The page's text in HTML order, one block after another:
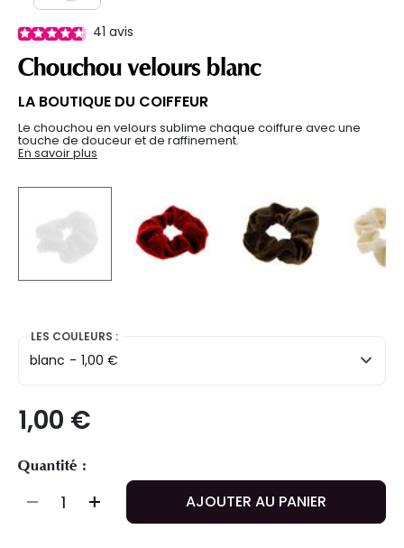
41 avis
Chouchou velours blanc
LA BOUTIQUE DU COIFFEUR
Le chouchou en velours sublime chaque coiffure avec une
touche de douceur et de raffinement.
En savoir plus
selected
LES COULEURS :
blanc - 1,00 €
1,00 €
Quantité :
AJOUTER AU PANIER